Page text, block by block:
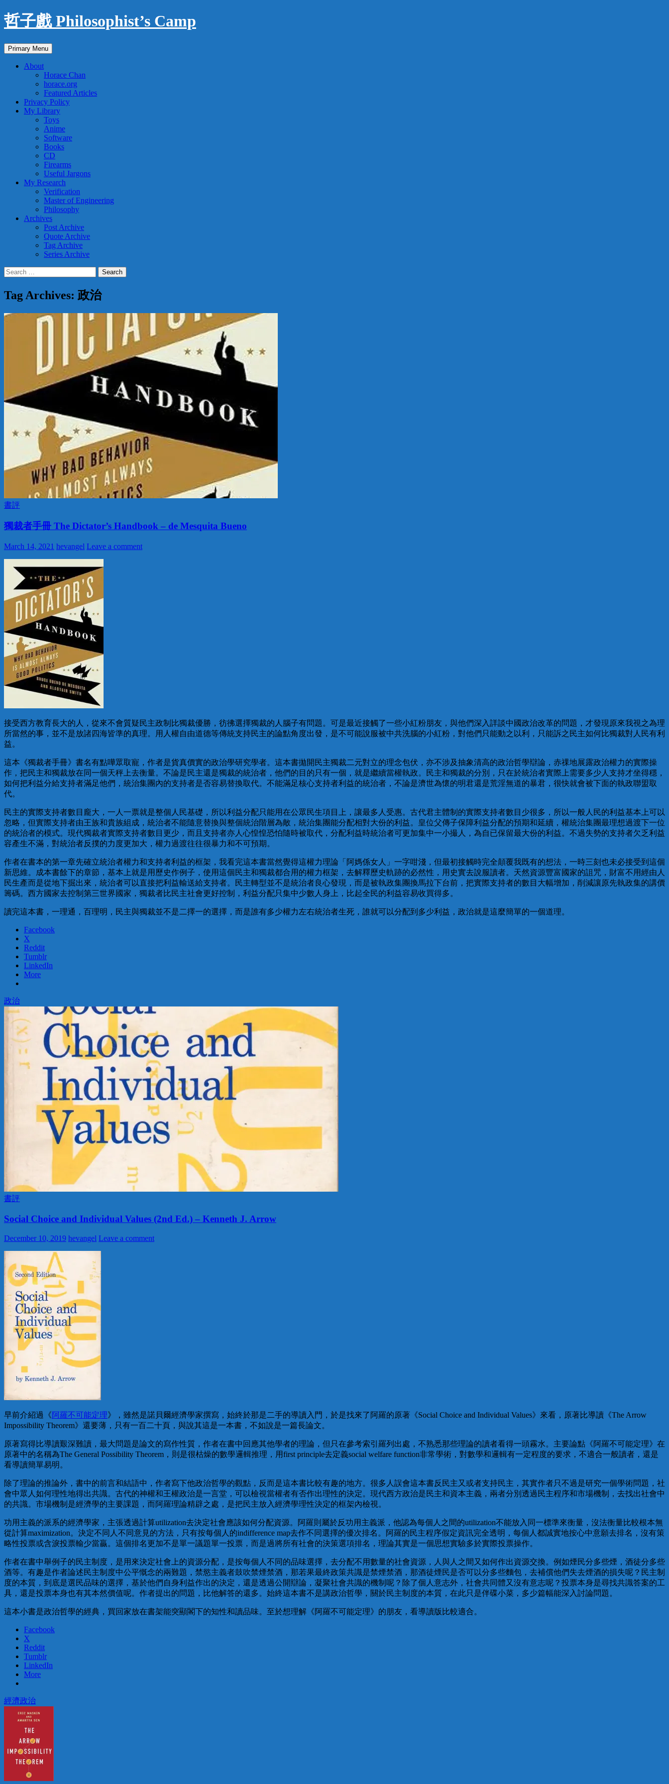
Skip
to
哲子戲 Philosophist’s Camp
Search
Primary Menu
About
Horace Chan
horace.org
Featured Articles
Privacy Policy
My Library
Toys
Anime
Software
Books
CD
Firearms
Useful Jargons
My Research
Verification
Master of Engineering
Philosophy
Archives
Post Archive
Quote Archive
Tag Archive
Series Archive
Search
for:
Tag Archives: 政治
書評
獨裁者手冊 The Dictator’s Handbook – de Mesquita Bueno
March 14, 2021 hevangel Leave a comment
接受西方教育長大的人，從來不會質疑民主政制比獨裁優勝，彷彿選擇獨裁的人腦子有問題。可是最近接觸了一些小紅粉朋友，與他們深入詳談中國政治改革的問題，才發現原來我視之為理
所當然的事，並不是放諸四海皆準的真理。用人權自由道德等傳統支持民主的論點角度出發，是不可能說服被中共洗腦的小紅粉，對他們只能動之以利，只能訴之民主如何比獨裁對人民有利
益。
這本《獨裁者手冊》書名有點嘩眾取寵，作者是貨真價實的政治學研究學者。這本書拋開民主獨裁二元對立的理念包伏，亦不涉及抽象清高的政治哲學辯論，赤祼地展露政治權力的實際操
作，把民主和獨裁放在同一個天秤上去衡量。不論是民主還是獨裁的統治者，他們的目的只有一個，就是繼續當權執政。民主和獨裁的分別，只在於統治者實際上需要多少人支持才坐得穩，
如何把利益分給支持者滿足他們，統治集團內的支持者是否容易替換取代。不能滿足核心支持者利益的統治者，不論是濟世為懷的明君還是荒淫無道的暴君，很快就會被下面的執政聯盟取
代。
民主的實際支持者數目龐大，一人一票就是整個人民基礎，所以利益分配只能用在公眾民生項目上，讓最多人受惠。古代君主體制的實際支持者數目少很多，所以一般人民的利益基本上可以
忽略，但實際支持者由王族和貴族組成，統治者不能隨意替換與整個統治階層為敵，統治集團能分配相對大份的利益。皇位父傳子保障利益分配的預期和延續，權統治集團最理想過渡下一位
的統治者的模式。現代獨裁者實際支持者數目更少，而且支持者亦人心惶惶恐怕隨時被取代，分配利益時統治者可更加集中一小撮人，為自已保留最大份的利益。不過失勢的支持者欠乏利益
容產生不滿，對統治者反撲的力度更加大，權力過渡往往很暴力和不可預期。
作者在書本的第一章先確立統治者權力和支持者利益的框架，我看完這本書當然覺得這權力理論「阿媽係女人」一字咁淺，但最初接觸時完全顛覆我既有的想法，一時三刻也未必接受到這個
新思維。成本書餘下的章節，基本上就是用歷史作例子，使用這個民主和獨裁都合用的權力框架，去解釋歷史軌跡的必然性，用史實去說服讀者。天然資源豐富國家的詛咒，財富不用經由人
民生產而是從地下掘出來，統治者可以直接把利益輸送給支持者。民主轉型並不是統治者良心發現，而是被執政集團換馬拉下台前，把實際支持者的數目大幅增加，削減讓原先執政集的講價
籌碼。西方國家去控制第三世界國家，獨裁者比民主社會更好控制，利益分配只集中少數人身上，比起全民的利益容易收買得多。
讀完這本書，一理通，百理明，民主與獨裁並不是二擇一的選擇，而是誰有多少權力左右統治者生死，誰就可以分配到多少利益，政治就是這麼簡單的一個道理。
Facebook
X
Reddit
Tumblr
LinkedIn
More
政治
書評
Social Choice and Individual Values (2nd Ed.) – Kenneth J. Arrow
December 10, 2019 hevangel Leave a comment
早前介紹過《阿羅不可能定理》，雖然是諾貝爾經濟學家撰寫，始終於那是二手的導讀入門，於是找來了阿羅的原著《Social Choice and Individual Values》來看，原著比導讀《The Arrow
Impossibility Theorem》還要薄，只有一百二十頁，與說其這是一本書，不如說是一篇長論文。
原著寫得比導讀艱深難讀，最大問題是論文的寫作性質，作者在書中回應其他學者的理論，但只在參考索引羅列出處，不熟悉那些理論的讀者看得一頭霧水。主要論點《阿羅不可能定理》在
原著中的名稱為The General Possibility Theorem，則是很枯燥的數學邏輯推理，用first principle去定義social welfare function非常學術，對數學和邏輯有一定程度的要求，不適合一般讀者，還是
看導讀簡單易明。
除了理論的推論外，書中的前言和結語中，作者寫下他政治哲學的觀點，反而是這本書比較有趣的地方。很多人誤會這本書反民主又或者支持民主，其實作者只不過是研究一個學術問題，社
會中眾人如何理性地得出共識。古代的神權和王權政治是一言堂，可以檢視當權者有否作出理性的決定。現代西方政治是民主和資本主義，兩者分別透過民主程序和市場機制，去找出社會中
的共識。市場機制是經濟學的主要課題，而阿羅理論精辟之處，是把民主放入經濟學理性決定的框架內檢視。
功用主義的派系的經濟學家，主張透過計算utilization去決定社會應該如何分配資源。阿羅則屬於反功用主義派，他認為每個人之間的utilization不能放入同一標準來衡量，沒法衡量比較根本無
從計算maximization。決定不同人不同意見的方法，只有按每個人的indifference map去作不同選擇的優次排名。阿羅的民主程序假定資訊完全透明，每個人都誠實地按心中意願去排名，沒有策
略性投票或含淚投票輸少當贏。這個排名更加不是單一議題單一投票，而是過將所有社會的決策選項排名，理論其實是一個思想實驗多於實際投票操作。
作者在書中舉例子的民主制度，是用來決定社會上的資源分配，是按每個人不同的品味選擇，去分配不用數量的社會資源，人與人之間又如何作出資源交換。例如煙民分多些煙，酒徒分多些
酒等。有趣是作者論述民主制度中公平慨念的兩難題，禁慾主義者鼓吹禁煙禁酒，那若果最終政策共識是禁煙禁酒，那酒徒煙民是否可以分多些麵包，去補償他們失去煙酒的損失呢？民主制
度的本質，到底是選民品味的選擇，基於他們自身利益作出的決定，還是透過公開辯論，凝聚社會共識的機制呢？除了個人意志外，社會共同體又沒有意志呢？投票本身是尋找共識答案的工
具，還是投票本身也有其本然價值呢。作者提出的問題，比他解答的還多。始終這本書不是講政治哲學，關於民主制度的本質，在此只是伴碟小菜，多少篇幅能深入討論問題。
這本小書是政治哲學的經典，買回家放在書架能突顯閣下的知性和讀品味。至於想理解《阿羅不可能定理》的朋友，看導讀版比較適合。
Facebook
X
Reddit
Tumblr
LinkedIn
More
經濟政治